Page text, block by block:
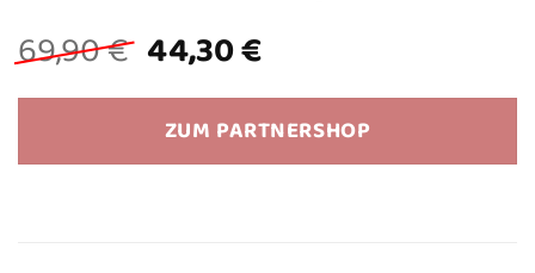
69,90€ Ursprünglicher
Preis
war:
69,90 €
44,30€Aktueller
Preis
ist:
44,30 €.
ZUM PARTNERSHOP